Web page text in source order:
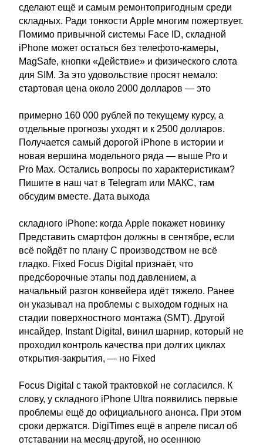
сделают ещё и самым ремонтопригодным среди
складных. Ради тонкости Apple многим пожертвует.
Помимо привычной системы Face ID, складной
iPhone может остаться без телефото-камеры,
MagSafe, кнопки «Действие» и физического слота
для SIM. За это удовольствие просят немало:
стартовая цена около 2000 долларов — это
примерно 160 000 рублей по текущему курсу, а
отдельные прогнозы уходят и к 2500 долларов.
Получается самый дорогой iPhone в истории и
новая вершина модельного ряда — выше Pro и
Pro Max. Остались вопросы по характеристикам?
Пишите в наш чат в Telegram или МАКС, там
обсудим вместе. Дата выхода
складного iPhone: когда Apple покажет новинку
Представить смартфон должны в сентябре, если
всё пойдёт по плану С производством не всё
гладко. Fixed Focus Digital признаёт, что
предсборочные этапы под давлением, а
начальный разгон конвейера идёт тяжело. Ранее
он указывал на проблемы с выходом годных на
стадии поверхностного монтажа (SMT). Другой
инсайдер, Instant Digital, винил шарнир, который не
проходил контроль качества при долгих циклах
открытия-закрытия, — но Fixed
Focus Digital с такой трактовкой не согласился. К
слову, у складного iPhone Ultra появились первые
проблемы ещё до официального анонса. При этом
сроки держатся. DigiTimes ещё в апреле писал об
отставании на месяц-другой, но осеннюю